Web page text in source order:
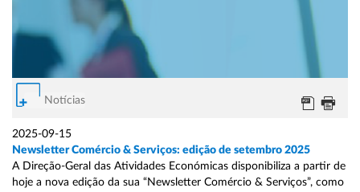
Notícias
2025-09-15
Newsletter Comércio & Serviços: edição de setembro 2025
A Direção-Geral das Atividades Económicas disponibiliza a partir de
hoje a nova edição da sua “Newsletter Comércio & Serviços”, como